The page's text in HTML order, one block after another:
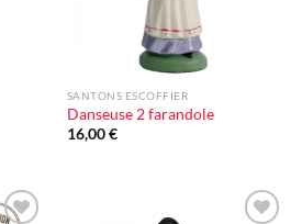
SANTONS ESCOFFIER
Danseuse 2 farandole
16,00€